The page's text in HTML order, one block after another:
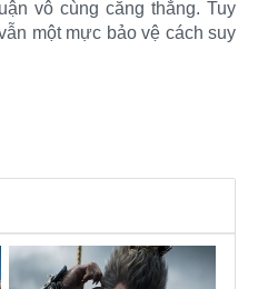
vô cùng căng thẳng. Tuy
một mực bảo vệ cách suy